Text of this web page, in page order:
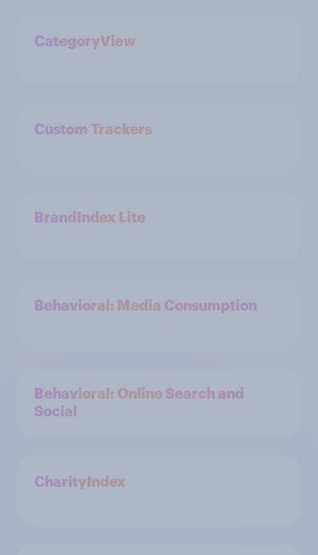
CategoryView
Custom Trackers
BrandIndex Lite
Behavioral: Media Consumption
Behavioral: Online Search and
Social
CharityIndex